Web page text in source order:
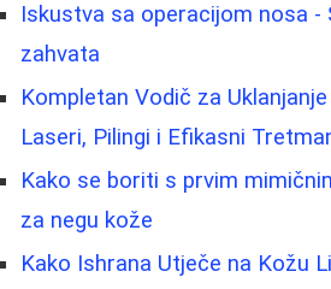
Iskustva sa operacijom nosa -
zahvata
Kompletan Vodič za
Laseri, Pilingi i Efikasni
Kako se boriti s prvim
za negu kože
Kako Ishrana Utječe na Kožu